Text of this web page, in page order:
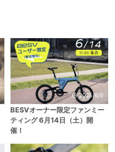
2025/6/9
BESVオーナー限定ファンミー
ティング 6月14日（土）開
催！